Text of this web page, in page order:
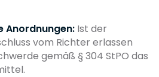
Anordnungen: Ist der
vom Richter erlassen
gemäß § 304 StPO das